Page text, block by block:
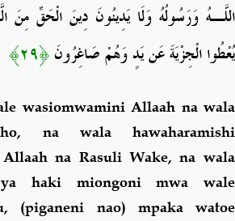
اللَّـهُ وَرَسُولُهُ وَلَا يَدِينُونَ دِينَ الْحَقِّ مِنَ
يُعْطُوا الْجِزْيَةَ عَن يَدٍ وَهُمْ صَاغِرُونَ﴿٢٩﴾
wasiomwamini Allaah na wala
na wala hawaharamishi
Allaah na Rasuli Wake, na wala
haki miongoni mwa wale
(piganeni nao) mpaka watoe